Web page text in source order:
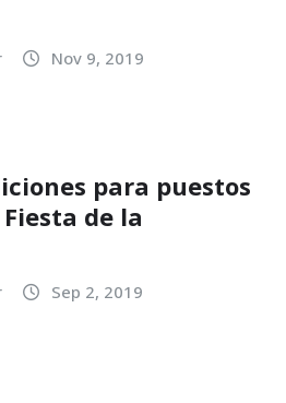
Nov 9, 2019
para puestos
de la
Sep 2, 2019